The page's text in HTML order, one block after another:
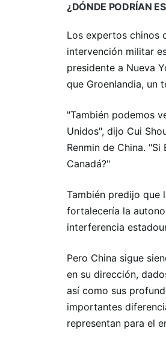
¿DÓNDE PODRÍAN
Los expertos chinos
intervención militar
presidente a Nueva
que Groenlandia, un
"También podemos
Unidos", dijo Cui
Renmin de China.
Canadá?"
También predijo que
fortalecería la
interferencia
Pero China sigue
en su dirección,
así como sus
importantes
representan para el